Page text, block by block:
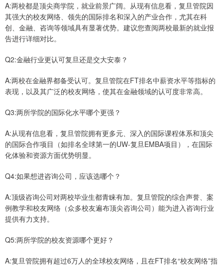
A:两校都是顶尖商学院，就业前景广阔。从现有信息看，复旦管院因
其强大的校友网络、领先的国际排名和深入的产业合作，尤其在科
创、金融、咨询等领域具有显著优势。建议您查阅两校最新的就业报
告进行详细对比。
Q2:金融行业更认可复旦还是交大安泰？
A:两校在金融界都备受认可。复旦管院在FT排名中薪资水平等指标的
表现，以及其广泛的校友网络，使其在金融领域的认可度非常高。
Q3:两所学院的国际化水平哪个更强？
A:从现有信息看，复旦管院拥有更多元、深入的国际课程体系和顶尖
的国际合作项目（如排名全球第一的UW-复旦EMBA项目），在国际
化体验和资源方面优势明显。
Q4:如果想进咨询公司，应该选哪个？
A:顶级咨询公司对两校毕业生都青睐有加。复旦管院的综合声誉、案
例教学和校友网络（众多校友遍布顶尖咨询公司）能为进入咨询行业
提供有力支持。
Q5:两所学院的校友资源哪个更好？
A:复旦管院拥有超过6万人的全球校友网络，且在FT排名“校友网络”指